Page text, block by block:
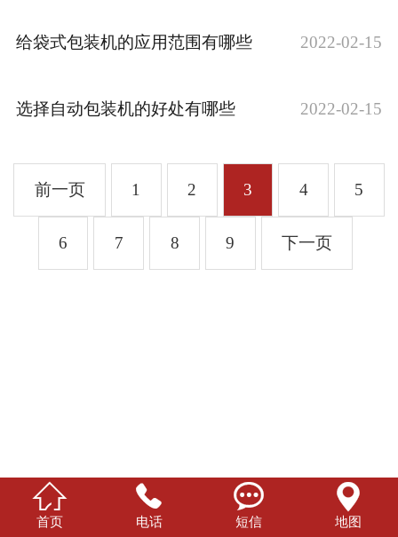
技术支持
给袋式包装机的应用范围有哪些 2022-02-15
选择自动包装机的好处有哪些 2022-02-15
前一页 1 2 3 4 5
6 7 8 9 下一页

首页

电话

短信

地图